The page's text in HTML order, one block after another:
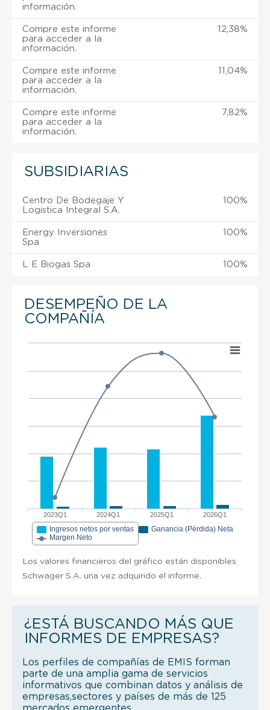
información.
Compre este informe
para acceder a la
información.
12,38%
Compre este informe
para acceder a la
información.
11,04%
Compre este informe
para acceder a la
información.
7,82%
SUBSIDIARIAS
Centro De Bodegaje Y
Logistica Integral S.A.
100%
Energy Inversiones
Spa
100%
L E Biogas Spa 100%
DESEMPEÑO DE LA
COMPAÑÍA
2023Q1 2024Q1 2025Q1 2026Q1
Ingresos netos por ventas
Ganancia (Pérdida) Neta
Margen Neto
Los valores financieros del gráfico están disponibles
Schwager S.A. una vez adquirido el informe.
¿ESTÁ BUSCANDO MÁS QUE
INFORMES DE EMPRESAS?
Los perfiles de compañías de EMIS forman
parte de una amplia gama de servicios
informativos que combinan datos y análisis de
empresas,sectores y países de más de 125
mercados emergentes.